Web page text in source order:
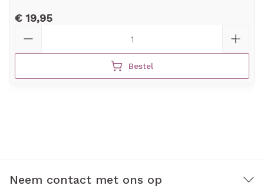
€ 19,95
Bestel
Neem contact met ons op